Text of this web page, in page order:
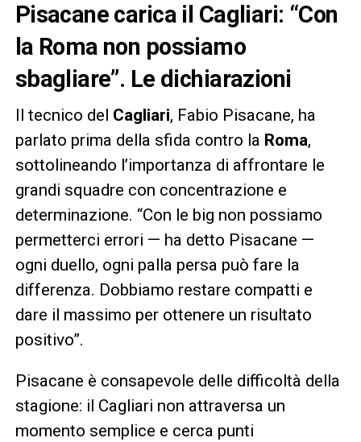
Pisacane carica il Cagliari: “Con
la Roma non possiamo
sbagliare”. Le dichiarazioni
Il tecnico del Cagliari, Fabio Pisacane, ha
parlato prima della sfida contro la Roma,
sottolineando l’importanza di affrontare le
grandi squadre con concentrazione e
determinazione. “Con le big non possiamo
permetterci errori — ha detto Pisacane —
ogni duello, ogni palla persa può fare la
differenza. Dobbiamo restare compatti e
dare il massimo per ottenere un risultato
positivo”.
Pisacane è consapevole delle difficoltà della
stagione: il Cagliari non attraversa un
momento semplice e cerca punti